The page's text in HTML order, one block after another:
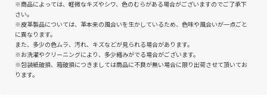
※商品によっては、軽微なキズやシワ、色のむらがある場合がございますのでご了承下
さい。
※皮革製品については、革本来の風合いを生かしているため、色味や風合いが一点ごと
に異なります。
また、多少の色ムラ、汚れ、キズなどが見られる場合があります。
※お洗濯やクリーニングにより、多少縮みがでる場合がございます。
※包装紙破損、箱破損につきましては商品に不良が無い場合に限り出荷させて頂いてお
ります。